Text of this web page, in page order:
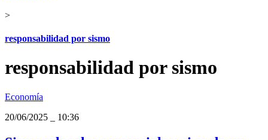
>
responsabilidad por sismo
responsabilidad por sismo
Economía
20/06/2025
10:36